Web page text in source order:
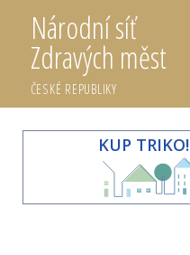
Národní síť
Zdravých měst
ČESKÉ REPUBLIKY
KUP TRIKO!